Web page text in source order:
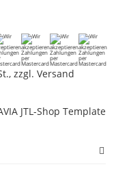
zzgl. Versand
JTL-Shop Template